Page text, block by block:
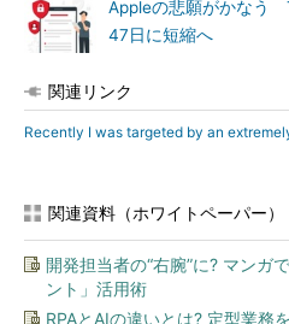
Appleの悲願がかなう
47日に短縮へ
関連リンク
Recently I was targeted by an
関連資料（ホワイトペーパー）
開発担当者の“右腕”に? マンガ
ント」活用術
RPAとAIの違いとは? 定型業務